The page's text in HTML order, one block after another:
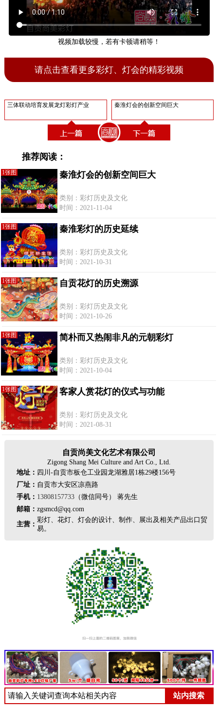
视频加载较慢，若有卡顿请稍等！
请点击查看更多彩灯、灯会的精彩视频
三体联动培育发展龙灯彩灯产业 秦淮灯会的创新空间巨大
推荐阅读：
1张图 秦淮灯会的创新空间巨大
类别：彩灯历史及文化
时间：2021-11-04
1张图 秦淮彩灯的历史延续
类别：彩灯历史及文化
时间：2021-10-31
1张图 自贡花灯的历史溯源
类别：彩灯历史及文化
时间：2021-10-26
1张图 简朴而又热闹非凡的元朝彩灯
类别：彩灯历史及文化
时间：2021-10-04
1张图 客家人赏花灯的仪式与功能
类别：彩灯历史及文化
时间：2021-08-31
自贡尚美文化艺术有限公司
Zigong Shang Mei Culture and Art Co., Ltd.
地址： 四川-自贡市板仓工业园龙湖雅居1栋29楼156号
厂址： 自贡市大安区凉燕路
手机： 13808157733（微信同号） 蒋先生
邮箱： zgsmcd@qq.com
主营：
彩灯、花灯、灯会的设计、制作、展出及相关产品出口贸
易。